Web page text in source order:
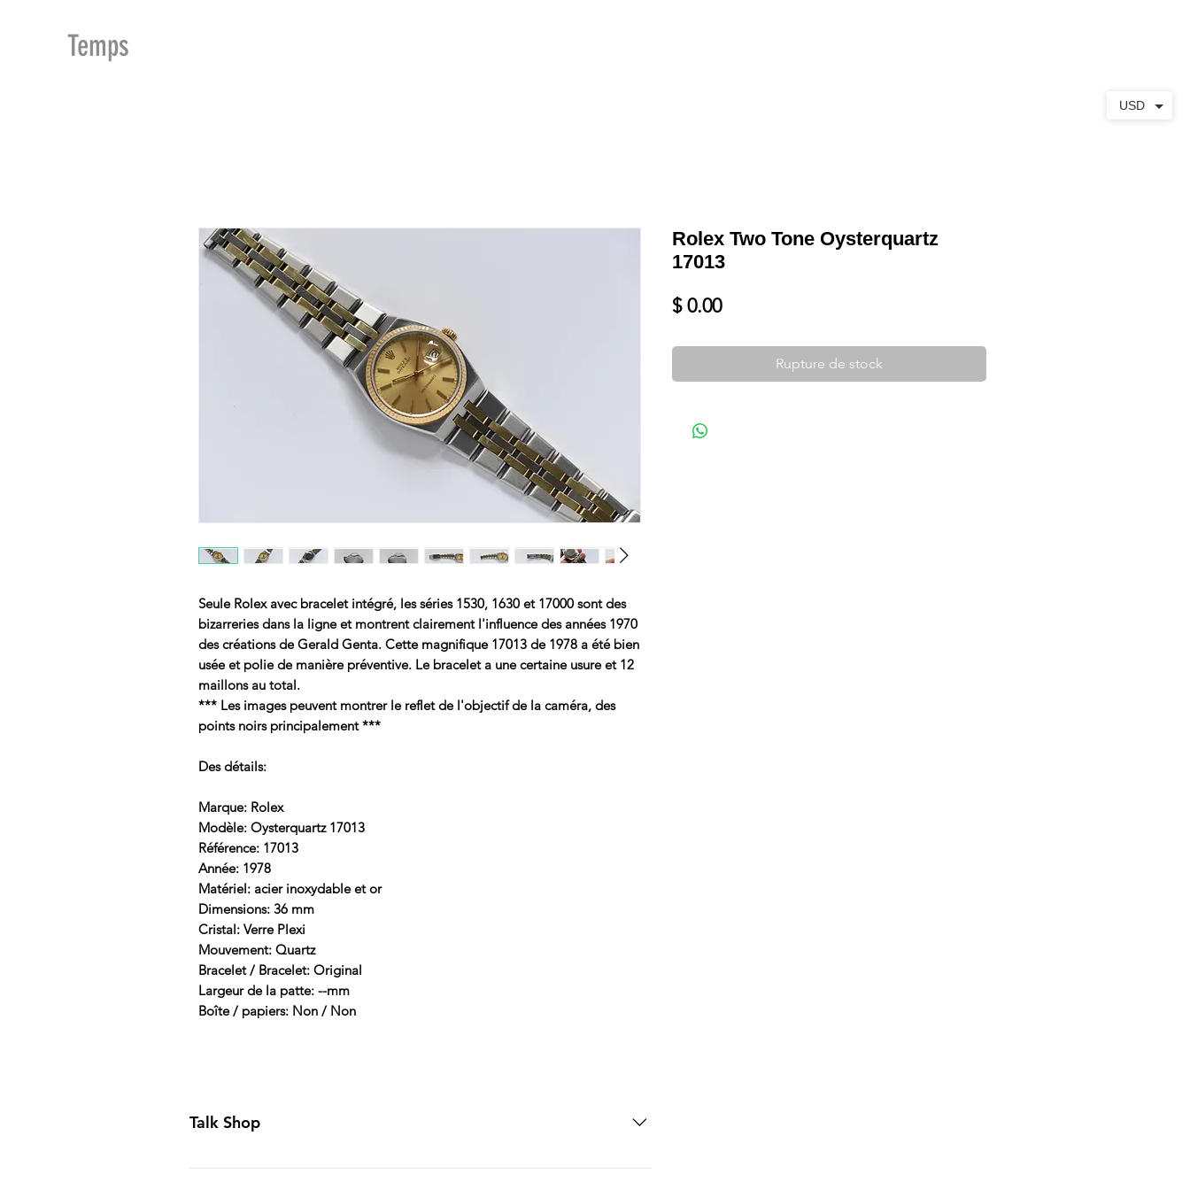
Temps
Seule Rolex avec bracelet intégré, les séries 1530, 1630 et 17000 sont des
bizarreries dans la ligne et montrent clairement l'influence des années 1970
des créations de Gerald Genta. Cette magnifique 17013 de 1978 a été bien
usée et polie de manière préventive. Le bracelet a une certaine usure et 12
maillons au total.
*** Les images peuvent montrer le reflet de l'objectif de la caméra, des
points noirs principalement ***
Des détails:
Marque: Rolex
Modèle: Oysterquartz 17013
Référence: 17013
Année: 1978
Matériel: acier inoxydable et or
Dimensions: 36 mm
Cristal: Verre Plexi
Mouvement: Quartz
Bracelet / Bracelet: Original
Largeur de la patte: --mm
Boîte / papiers: Non / Non
Rolex Two Tone Oysterquartz
17013
$ 0.00Prix
Rupture de stock
Talk Shop
All our prices are displayed in USD Each individual piece comes with a 5-
USD